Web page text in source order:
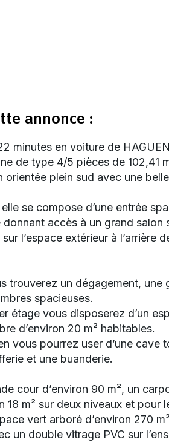
annonce :
minutes en voiture de
de type 4/5 pièces de 102,41
orientée plein sud avec une
se compose d’une entrée
accès à un grand salon
l’espace extérieur à l’arrière
trouverez un dégagement, une
spacieuses.
étage vous disposerez d’un
d’environ 20 m² habitables.
vous pourrez user d’une cave
et une buanderie.
cour d’environ 90 m², un
18 m² sur deux niveaux et pour
vert arboré d’environ 270
un double vitrage PVC sur